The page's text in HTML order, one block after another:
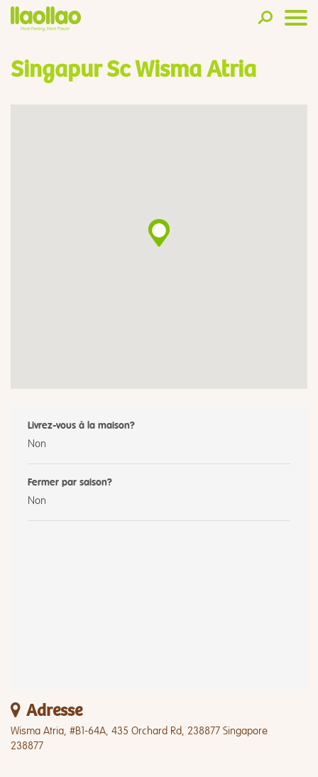
Singapur Sc Wisma Atria
Livrez-vous à la maison?
Non
Fermer par saison?
Non
Adresse
Wisma Atria, #B1-64A, 435 Orchard Rd, 238877 Singapore
238877